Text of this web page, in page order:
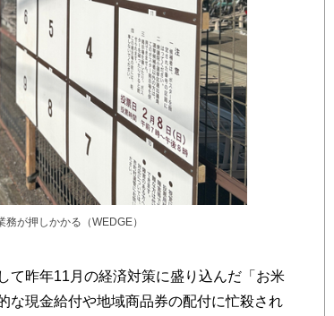
が押しかかる（WEDGE）
昨年11月の経済対策に盛り込んだ「お米
な現金給付や地域商品券の配付に忙殺され